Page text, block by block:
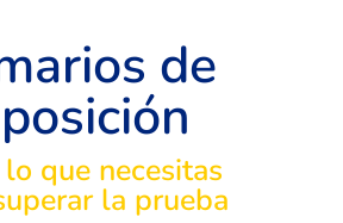
de
que necesitas
la prueba